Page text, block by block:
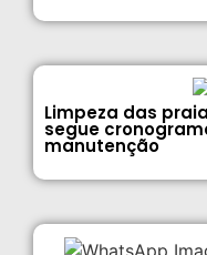
Limpeza das
segue
manutenção